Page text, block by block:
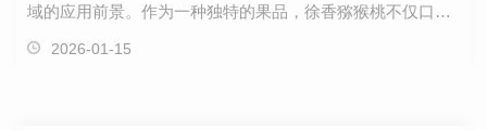
域的应用前景。作为一种独特的果品，徐香猕猴桃不仅口感
鲜美，而且具有丰富的营养价值，备受消费者青睐。徐…
2026-01-15